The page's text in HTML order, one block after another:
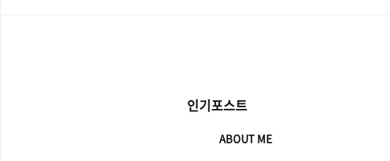
인기포스트
ABOUT ME